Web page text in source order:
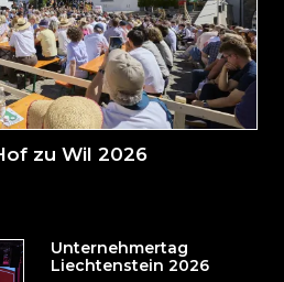
zu Wil 2026
Unternehmertag
Liechtenstein 2026